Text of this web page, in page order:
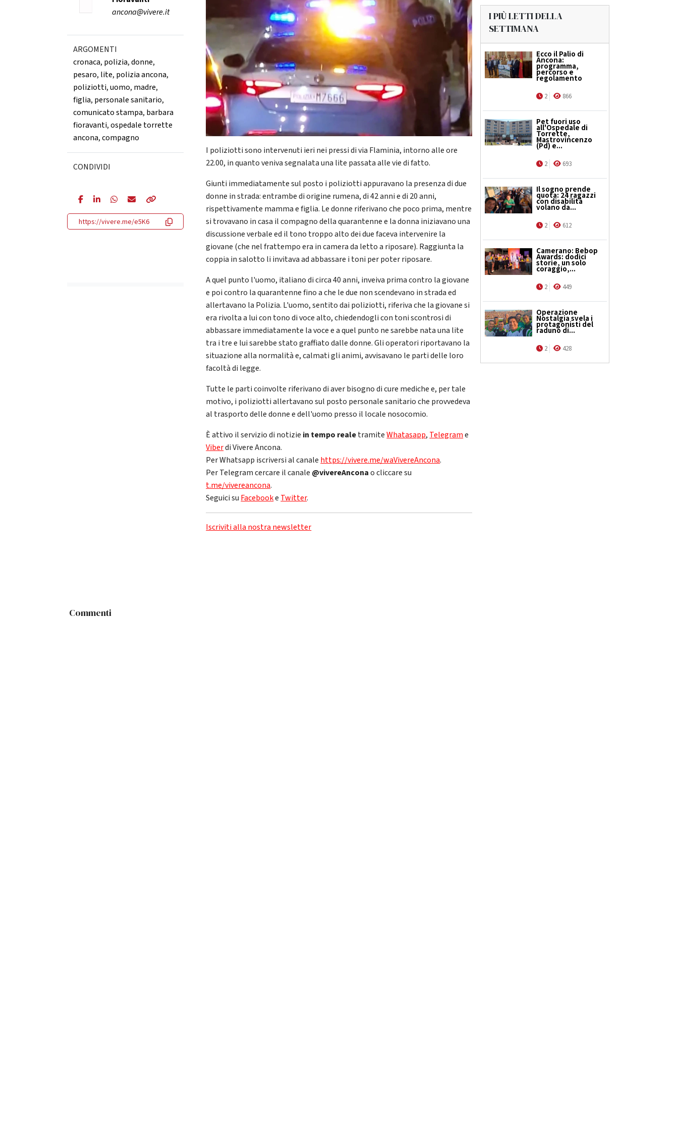
ancona@vivere.it
ARGOMENTI
cronaca, polizia,donne,
pesaro, lite, polizia ancona,
poliziotti,uomo, madre,
figlia, personale sanitario,
comunicato stampa, barbara
fioravanti,ospedale torrette
ancona,compagno
CONDIVIDI
https://vivere.me/e5K6
I poliziotti sono intervenuti ieri nei pressi di via Flaminia, intorno alle ore
22.00, in quanto veniva segnalata una lite passata alle vie di fatto.
Giunti immediatamente sul posto i poliziotti appuravano la presenza di due
donne in strada: entrambe di origine rumena, di 42 anni e di 20 anni,
rispettivamente mamma e figlia. Le donne riferivano che poco prima, mentre
si trovavano in casa il compagno della quarantenne e la donna iniziavano una
discussione verbale ed il tono troppo alto dei due faceva intervenire la
giovane (che nel frattempo era in camera da letto a riposare). Raggiunta la
coppia in salotto li invitava ad abbassare i toni per poter riposare.
A quel punto l'uomo, italiano di circa 40 anni, inveiva prima contro la giovane
e poi contro la quarantenne fino a che le due non scendevano in strada ed
allertavano la Polizia. L'uomo, sentito dai poliziotti, riferiva che la giovane si
era rivolta a lui con tono di voce alto, chiedendogli con toni scontrosi di
abbassare immediatamente la voce e a quel punto ne sarebbe nata una lite
tra i tre e lui sarebbe stato graffiato dalle donne. Gli operatori riportavano la
situazione alla normalità e, calmati gli animi, avvisavano le parti delle loro
facoltà di legge.
Tutte le parti coinvolte riferivano di aver bisogno di cure mediche e, per tale
motivo, i poliziotti allertavano sul posto personale sanitario che provvedeva
al trasporto delle donne e dell'uomo presso il locale nosocomio.
È attivo il servizio di notizie in tempo realetramiteWhatasapp, Telegrame
Viberdi Vivere Ancona.
Per Whatsapp iscriversi al canale https://vivere.me/waVivereAncona.
Per Telegram cercare il canale @vivereAnconao cliccare su
t.me/vivereancona.
Seguici su Facebooke Twitter.
Iscriviti alla nostra newsletter
I PIÙ LETTI DELLA
SETTIMANA
Ecco il Palio di
Ancona:
programma,
percorso e
regolamento
2 866
Pet fuori uso
all'Ospedale di
Torrette,
Mastrovincenzo
(Pd) e...
2 693
Il sogno prende
quota: 24 ragazzi
con disabilità
volano da...
2 612
Camerano: Bebop
Awards: dodici
storie, un solo
coraggio,...
2 449
Operazione
Nostalgia svela i
protagonisti del
raduno di...
2 428
Commenti